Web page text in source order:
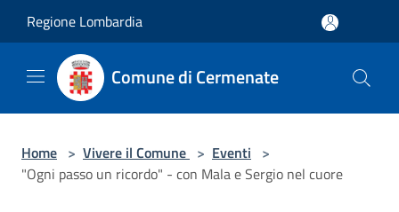
Regione Lombardia
Comune di Cermenate
Home > Vivere il Comune > Eventi >
"Ogni passo un ricordo" - con Mala e Sergio nel cuore